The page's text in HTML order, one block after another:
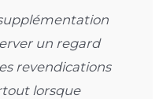
un regard
revendications
lorsque